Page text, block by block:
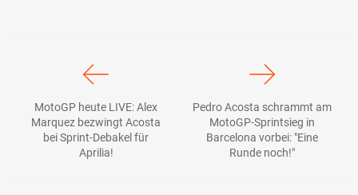
MotoGP heute LIVE: Alex
Marquez bezwingt Acosta
bei Sprint-Debakel für
Aprilia!
Pedro Acosta schrammt am
MotoGP-Sprintsieg in
Barcelona vorbei: "Eine
Runde noch!"